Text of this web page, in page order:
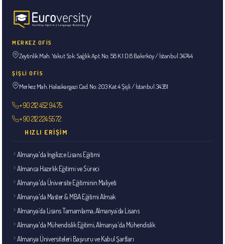
Yapmalıyım?
MERKEZ OFİS
Zeytinlik Mah. Yakut Sok. Sağlık Apt. No: 58 K:1 D:8 Bakırköy / İstanbul 34744
ŞİŞLİ OFİS
Merkez Mah. Halaskargazi Cad. No: 203 Kat:4 Şişli / İstanbul 34381
+90 212 452 94 75
+90 212 224 55 72
HIZLI ERIŞIM
Almanya'da İngilizce Lisans Eğitimi
Almanca Hazırlık Eğitimi ve Süreci
Almanya'da Üniversite Eğitiminin Maliyeti
Almanya'da Master & MBA Eğitimi Almak
Almanya`da Lisans Tamamlama, Almanya`da Lisans
Almanya'da Mühendislik Eğitimi, Almanya'da Mühendislik
Almanya Üniversiteleri Başvuru ve Kabul Şartları